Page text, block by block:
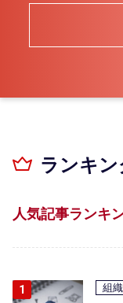
ランキ
人気記事ランキ
組